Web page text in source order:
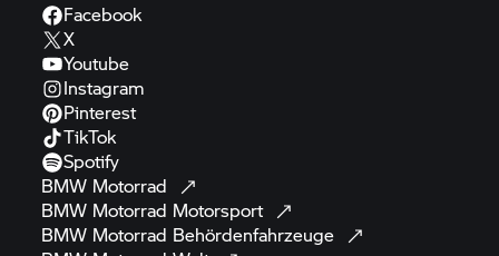
Facebook
X
Youtube
Instagram
Pinterest
TikTok
Spotify
BMW Motorrad
BMW Motorrad Motorsport
BMW Motorrad Behördenfahrzeuge